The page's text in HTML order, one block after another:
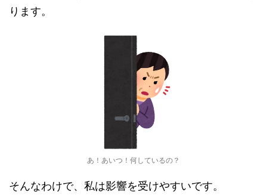
ります。
あ！あいつ！何しているの？
そんなわけで、私は影響を受けやすいです。